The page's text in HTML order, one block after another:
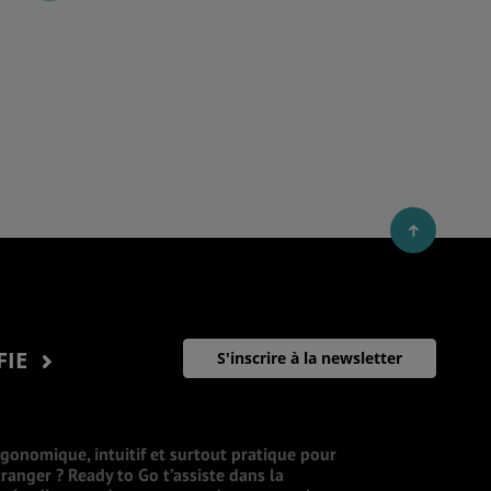
S'inscrire à la newsletter
intuitif et surtout pratique pour
? Ready to Go t’assiste dans la